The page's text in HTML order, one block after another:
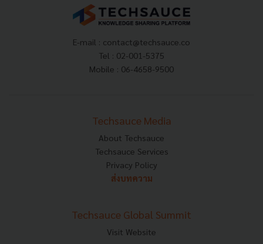
E-mail : contact@techsauce.co
Tel : 02-001-5375
Mobile : 06-4658-9500
Techsauce Media
About Techsauce
Techsauce Services
Privacy Policy
ส่งบทความ
Techsauce Global Summit
Visit Website